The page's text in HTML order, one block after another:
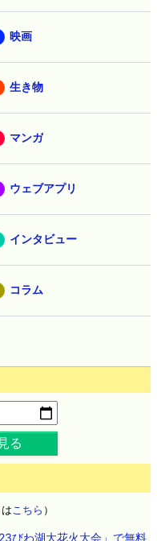
映画
生き物
マンガ
ウェブアプリ
インタビュー
コラム
る
こちら ）
びわ湖大花火大会」で無料